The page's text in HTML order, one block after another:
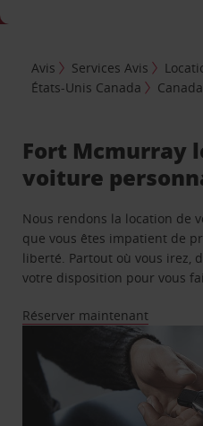
Avis Services Avis
États-Unis Canada
Canada
Fort Mcmurray
voiture
Nous rendons la location de
que vous êtes impatient de
liberté. Partout où vous irez,
votre disposition pour vous
Réserver maintenant